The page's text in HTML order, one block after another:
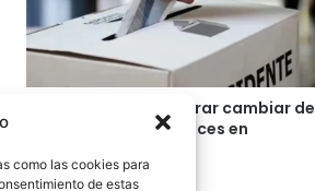
como las cookies para
de estas
OPLE deberá considerar cambiar de
fecha elección de jueces en
octubre 14, 2024